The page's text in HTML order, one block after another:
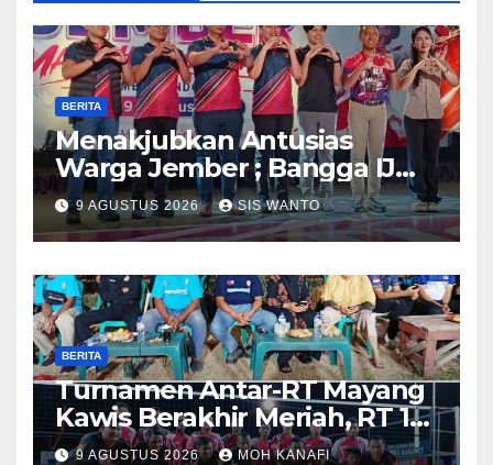
BERITA
Menakjubkan Antusias
Warga Jember ; Bangga IJMC
Sangat Luar Biasa
9 AGUSTUS 2026 SIS WANTO
BERITA
Turnamen Antar-RT Mayang
Kawis Berakhir Meriah, RT 11
dan RT 05 Jadi Sorotan
9 AGUSTUS 2026 MOH KANAFI